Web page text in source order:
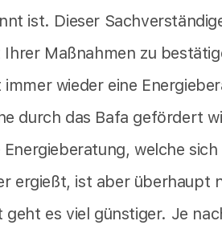
ist. Dieser
Maßnahmen zu
wieder eine
durch das Bafa gefördert
welche
ergießt, ist aber überhaupt
geht es viel günstiger. Je